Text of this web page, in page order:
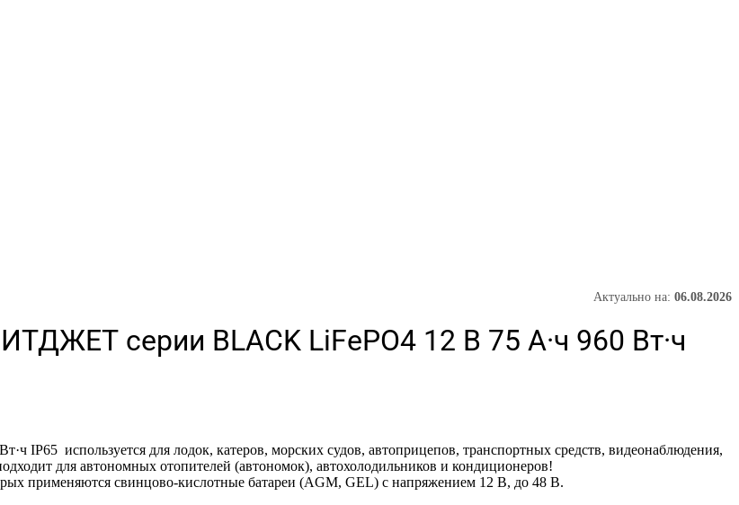
Актуально на: 06.08.2026
серии BLACK LiFePO4 12 В 75 А·ч 960 Вт·ч
используется для лодок, катеров, морских судов, автоприцепов, транспортных средств, видеонаблюдения,
для автономных отопителей (автономок), автохолодильников и кондиционеров!
применяются свинцово-кислотные батареи (AGM, GEL) с напряжением 12 В, до 48 В.